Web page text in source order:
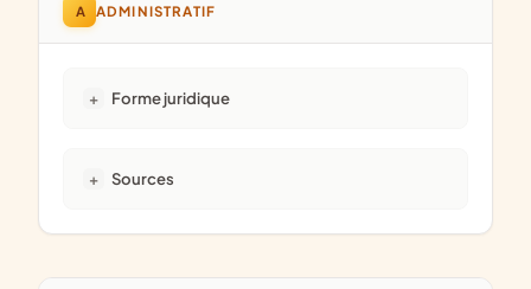
A ADMINISTRATIF
Forme juridique
Sources